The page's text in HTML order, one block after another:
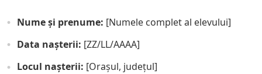
Nume și prenume: [Numele complet al elevului]
Data nașterii: [ZZ/LL/AAAA]
Locul nașterii: [Orașul, județul]